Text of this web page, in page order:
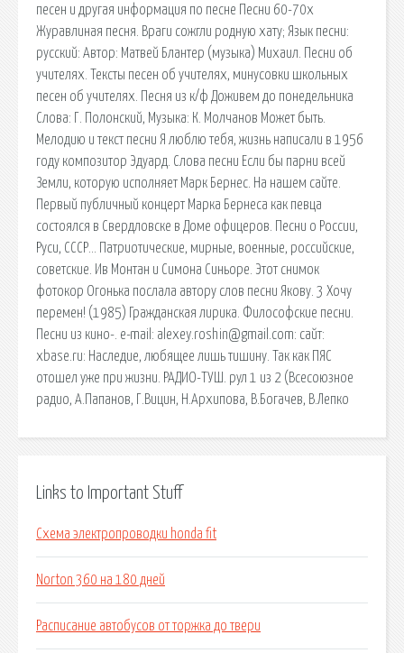
песен и другая информация по песне Песни 60-70х
Журавлиная песня. Враги сожгли родную хату; Язык песни:
русский: Автор: Матвей Блантер (музыка) Михаил. Песни об
учителях. Тексты песен об учителях, минусовки школьных
песен об учителях. Песня из к/ф Доживем до понедельника
Слова: Г. Полонский, Музыка: К. Молчанов Может быть.
Мелодию и текст песни Я люблю тебя, жизнь написали в 1956
году композитор Эдуард. Слова песни Если бы парни всей
Земли, которую исполняет Марк Бернес. На нашем сайте.
Первый публичный концерт Марка Бернеса как певца
состоялся в Свердловске в Доме офицеров. Песни о России,
Руси, СССР… Патриотические, мирные, военные, российские,
советские. Ив Монтан и Симона Синьоре. Этот снимок
фотокор Огонька послала автору слов песни Якову. 3 Хочу
перемен! (1985) Гражданская лирика. Философские песни.
Песни из кино-. e-mail: alexey.roshin@gmail.com: сайт:
xbase.ru: Наследие, любящее лишь тишину. Так как ПЯС
отошел уже при жизни. РАДИО-ТУШ. рул 1 из 2 (Всесоюзное
радио, А.Папанов, Г.Вицин, Н.Архипова, В.Богачев, В.Лепко
Links to Important Stuff
Схема электропроводки honda fit
Norton 360 на 180 дней
Расписание автобусов от торжка до твери